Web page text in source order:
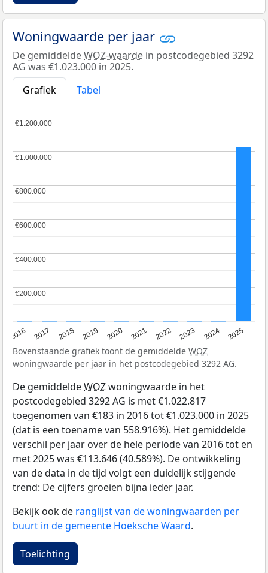
Woningwaarde per jaar
De gemiddeldeWOZ-waarde in postcodegebied 3292
AG was €1.023.000 in 2025.
Grafiek
Tabel
2016 2017 2018 2019 2020 2021 2022 2023 2024 2025
€200.000
€200.000
€400.000
€400.000
€600.000
€600.000
€800.000
€800.000
€1.000.000
€1.000.000
€1.200.000
€1.200.000
Bovenstaande grafiek toont de gemiddelde WOZ
woningwaarde per jaar in het postcodegebied 3292 AG.
De gemiddeldeWOZwoningwaarde in het
postcodegebied 3292 AG is met €1.022.817
toegenomen van €183 in 2016 tot €1.023.000 in 2025
(dat is een toename van 558.916%). Het gemiddelde
verschil per jaar over de hele periode van 2016 tot en
met 2025 was €113.646 (40.589%). De ontwikkeling
van de data in de tijd volgt een duidelijk stijgende
trend: De cijfers groeien bijna ieder jaar.
Bekijk ook de ranglijst van de woningwaarden per
buurt in de gemeente Hoeksche Waard.
Toelichting